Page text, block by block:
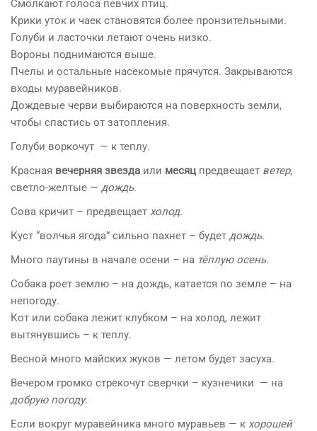
Смолкают голоса певчих птиц.
Крики уток и чаек становятся более пронзительными.
Голуби и ласточки летают очень низко.
Вороны поднимаются выше.
Пчелы и остальные насекомые прячутся. Закрываются
входы муравейников.
Дождевые черви выбираются на поверхность земли,
чтобы спастись от затопления.
Голуби воркочут — к теплу.
Красная вечерняя звезда или месяц предвещает ветер,
светло-желтые — дождь.
Сова кричит – предвещает холод.
Куст “волчья ягода” сильно пахнет – будет дождь.
Много паутины в начале осени – на тёплую осень.
Собака роет землю – на дождь, катается по земле – на
непогоду.
Кот или собака лежит клубком – на холод, лежит
вытянувшись – к теплу.
Весной много майских жуков — летом будет засуха.
Вечером громко стрекочут сверчки – кузнечики — на
добрую погоду.
Если вокруг муравейника много муравьев — к хорошей